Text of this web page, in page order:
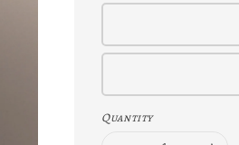
Quantity